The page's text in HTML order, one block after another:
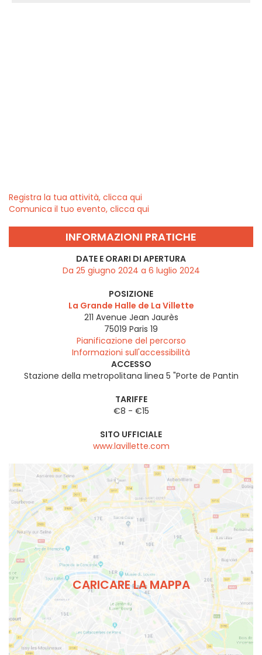
Registra la tua attività, clicca qui
Comunica il tuo evento, clicca qui
INFORMAZIONI PRATICHE
DATE E ORARI DI APERTURA
Da 25 giugno 2024 a 6 luglio 2024
POSIZIONE
La Grande Halle de La Villette
211 Avenue Jean Jaurès
75019 Paris 19
Pianificazione del percorso
Informazioni sull'accessibilità
ACCESSO
Stazione della metropolitana linea 5 "Porte de Pantin
TARIFFE
€8 - €15
SITO UFFICIALE
www.lavillette.com
CARICARE LA MAPPA